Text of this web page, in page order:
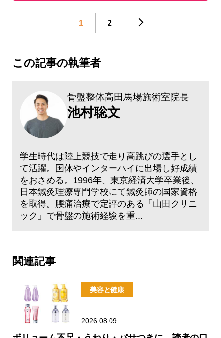
1 2
この記事の執筆者
骨盤整体高田馬場施術室院長
池村聡文
学生時代は陸上競技で走り高跳びの選手とし
て活躍。国体やインターハイに出場し好成績
をおさめる。1996年、東京経済大学卒業後、
日本鍼灸理療専門学校にて鍼灸師の国家資格
を取得。腰痛治療で定評のある「山田クリニ
ック」で骨盤の施術経験を重...
関連記事
美容と健康
2026.08.09